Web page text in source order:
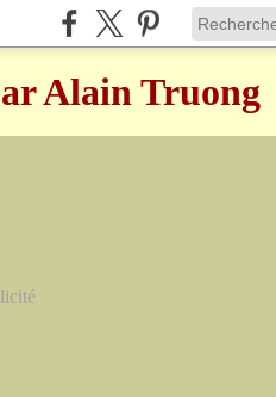
Alain Truong